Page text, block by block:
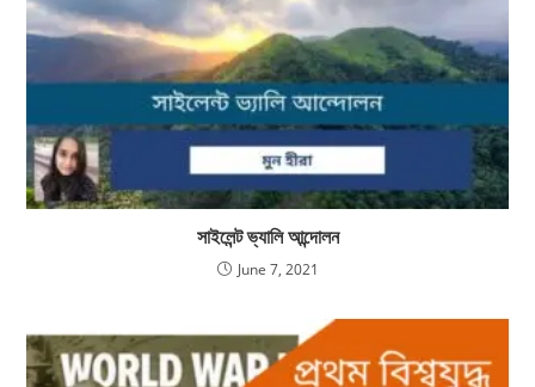
সাইলেন্ট ভ্যালি আন্দোলন
June 7, 2021